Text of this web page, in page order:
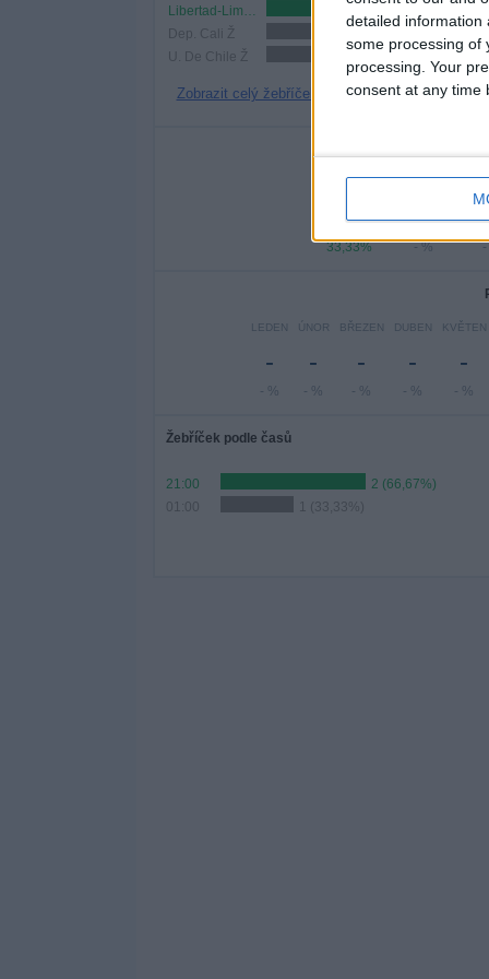
detailed information
some processing of
processing. Your
consent at any time
Libertad-Limpeño
Dep. Cali Ž
U. De Chile Ž
1 (33,33%)
Zobrazit celý žebříček
PONDĚLÍ
1
33,33%
-
- % -
LEDEN
-
- %
ÚNOR
-
- %
BŘEZEN
-
- %
DUBEN
-
- %
KVĚTEN
-
- %
Žebříček podle časů
21:00
2 (66,67%)
1 (33,33%)